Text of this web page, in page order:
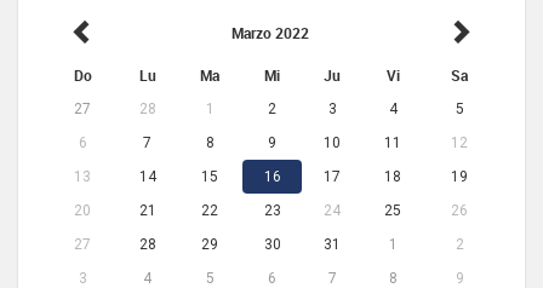
Marzo 2022
Do Lu Ma Mi Ju Vi Sa
27 28 1 2 3 4
5
6
7 8 9 10 11
12
13
14 15 16 17 18
19
20
21 22 23 24 25
26
27
28 29 30 31 1
2
3
4 5 6 7 8 9